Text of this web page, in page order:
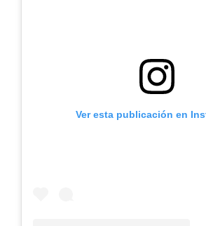
Ver esta publicación en